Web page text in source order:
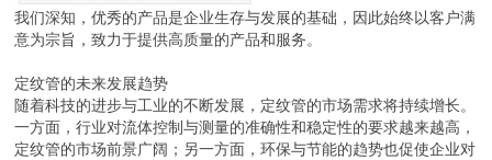
我们深知，优秀的产品是企业生存与发展的基础，因此始终以客户满
意为宗旨，致力于提供高质量的产品和服务。
定纹管的未来发展趋势
随着科技的进步与工业的不断发展，定纹管的市场需求将持续增长。
一方面，行业对流体控制与测量的准确性和稳定性的要求越来越高，
定纹管的市场前景广阔；另一方面，环保与节能的趋势也促使企业对